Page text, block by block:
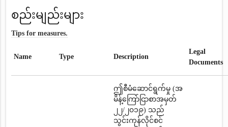
စည်းမျည်းများ
Tips for measures.
Name Type Description
Legal
Documents
ဤစီမံဆောင်ရွက်မှု (အ
မိန့်ကြော်ငြာစာအမှတ်
၂၂/၂၀၁၉) သည်
သွင်းကုန်လိုင်စင်